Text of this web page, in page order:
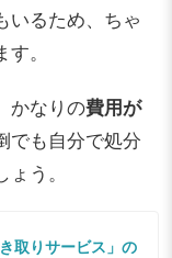
いるため、ちゃ
。
かなりの費用が
でも自分で処分
う。
取りサービス」の